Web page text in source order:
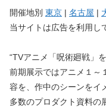
開催地別 東京 | 名古屋 |
当サイトは広告を利用し
“TVアニメ「呪術廻戦」
前期展示ではアニメ１～
容を、作中のシーンをイ
多数のプロダクト資料の